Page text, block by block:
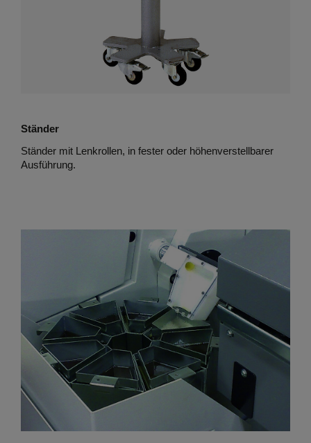
Ständer
Ständer mit Lenkrollen, in fester oder höhenverstellbarer
Ausführung.